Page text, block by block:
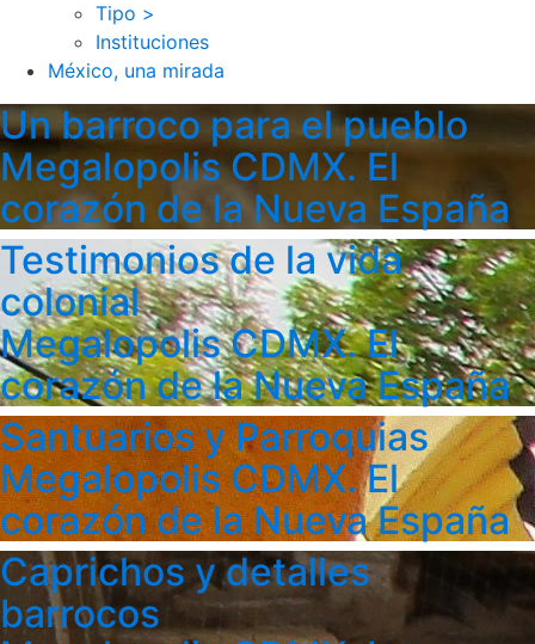
Tipo >
Instituciones
México, una mirada
Un barroco para el pueblo
Megalopolis CDMX. El
corazón de la Nueva España
Testimonios de la vida
colonial
Megalopolis CDMX. El
corazón de la Nueva España
Santuarios y Parroquias
Megalopolis CDMX. El
corazón de la Nueva España
Caprichos y detalles
barrocos